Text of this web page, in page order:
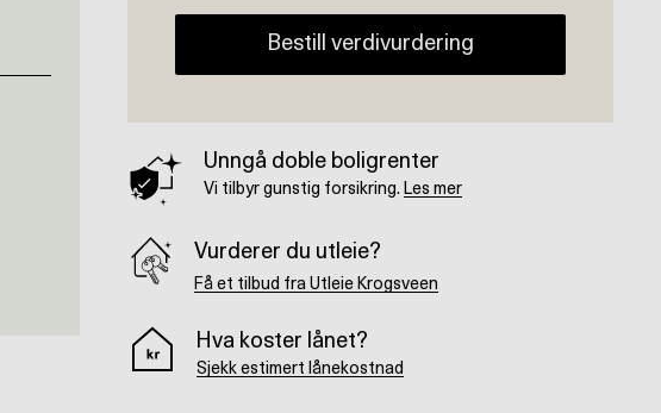
Bestill verdivurdering
Unngå doble boligrenter
Vi tilbyr gunstig forsikring. Les mer
Vurderer du utleie?
Få et tilbud fra Utleie Krogsveen
Hva koster lånet?
Sjekk estimert lånekostnad